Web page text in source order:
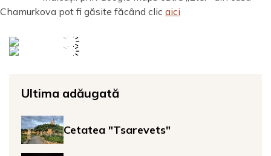
Chamurkova pot fi găsite făcând clic aici
Ultima adăugată
Cetatea "Tsarevets"